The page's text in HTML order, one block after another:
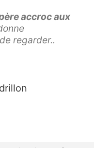
accroc aux
regarder..